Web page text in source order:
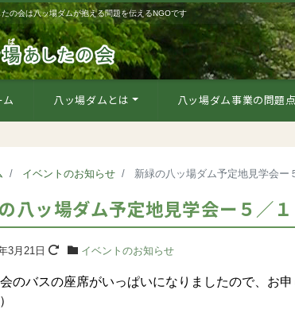
の会は八ッ場ダムが抱える問題を伝えるNGOです
ム 八ッ場ダムとは 八ッ場ダム事業の問題点
イベントのお知らせ 新緑の八ッ場ダム予定地見学会ー
八ッ場ダム予定地見学会ー５／１
3月21日 イベントのお知らせ
会のバスの座席がいっぱいになりましたので、お